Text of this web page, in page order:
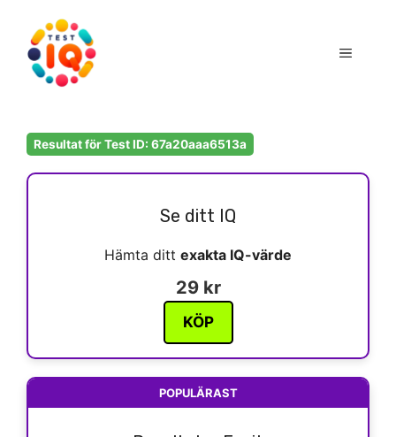
innehåll
Meny
Resultat för Test ID: 67a20aaa6513a
Se ditt IQ
Hämta ditt exakta IQ-värde
29 kr
KÖP
POPULÄRAST